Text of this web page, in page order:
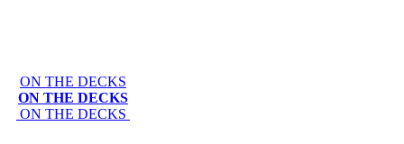
ON THE DECKS
ON THE DECKS
ON THE DECKS